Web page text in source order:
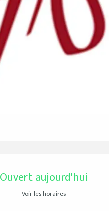
Ouvert aujourd'hui
Voir les horaires